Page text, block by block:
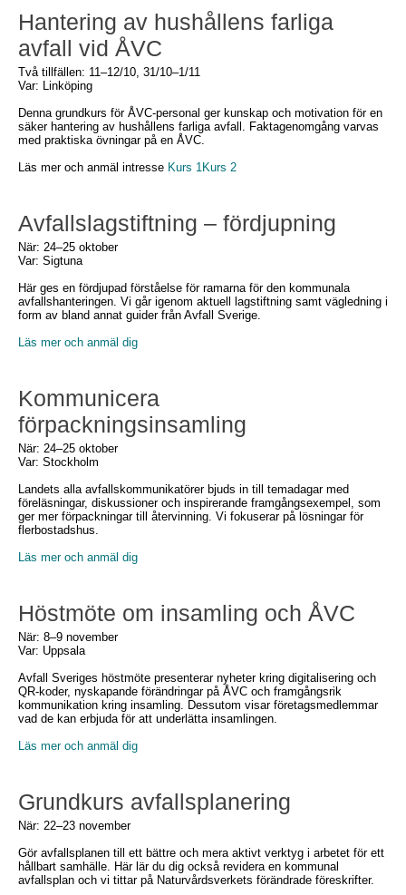
Hantering av hushållens farliga
avfall vid ÅVC
Två tillfällen: 11–12/10, 31/10–1/11
Var: Linköping
Denna grundkurs för ÅVC-personal ger kunskap och motivation för en
säker hantering av hushållens farliga avfall. Faktagenomgång varvas
med praktiska övningar på en ÅVC.
Läs mer och anmäl intresse Kurs 1Kurs 2
Avfallslagstiftning – fördjupning
När: 24–25 oktober
Var: Sigtuna
Här ges en fördjupad förståelse för ramarna för den kommunala
avfallshanteringen. Vi går igenom aktuell lagstiftning samt vägledning i
form av bland annat guider från Avfall Sverige.
Läs mer och anmäl dig
Kommunicera
förpackningsinsamling
När: 24–25 oktober
Var: Stockholm
Landets alla avfallskommunikatörer bjuds in till temadagar med
föreläsningar, diskussioner och inspirerande framgångsexempel, som
ger mer förpackningar till återvinning. Vi fokuserar på lösningar för
flerbostadshus.
Läs mer och anmäl dig
Höstmöte om insamling och ÅVC
När: 8–9 november
Var: Uppsala
Avfall Sveriges höstmöte presenterar nyheter kring digitalisering och
QR-koder, nyskapande förändringar på ÅVC och framgångsrik
kommunikation kring insamling. Dessutom visar företagsmedlemmar
vad de kan erbjuda för att underlätta insamlingen.
Läs mer och anmäl dig
Grundkurs avfallsplanering
När: 22–23 november
Gör avfallsplanen till ett bättre och mera aktivt verktyg i arbetet för ett
hållbart samhälle. Här lär du dig också revidera en kommunal
avfallsplan och vi tittar på Naturvårdsverkets förändrade föreskrifter.